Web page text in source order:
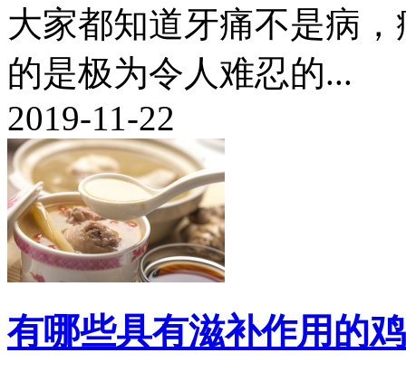
大家都知道牙痛不是病
的是极为令人难忍的...
2019-11-22
有哪些具有滋补作用的